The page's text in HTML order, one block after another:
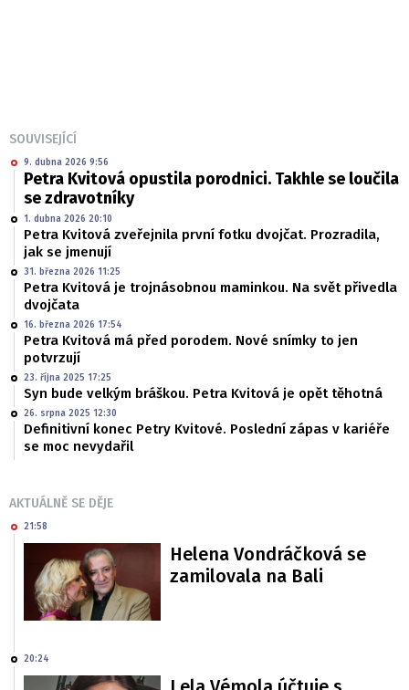
SOUVISEJÍCÍ
9. dubna 2026 9:56
Petra Kvitová opustila porodnici. Takhle se loučila
se zdravotníky
1. dubna 2026 20:10
Petra Kvitová zveřejnila první fotku dvojčat. Prozradila,
jak se jmenují
31. března 2026 11:25
Petra Kvitová je trojnásobnou maminkou. Na svět přivedla
dvojčata
16. března 2026 17:54
Petra Kvitová má před porodem. Nové snímky to jen
potvrzují
23. října 2025 17:25
Syn bude velkým bráškou. Petra Kvitová je opět těhotná
26. srpna 2025 12:30
Definitivní konec Petry Kvitové. Poslední zápas v kariéře
se moc nevydařil
AKTUÁLNĚ SE DĚJE
21:58
Helena Vondráčková se
zamilovala na Bali
20:24